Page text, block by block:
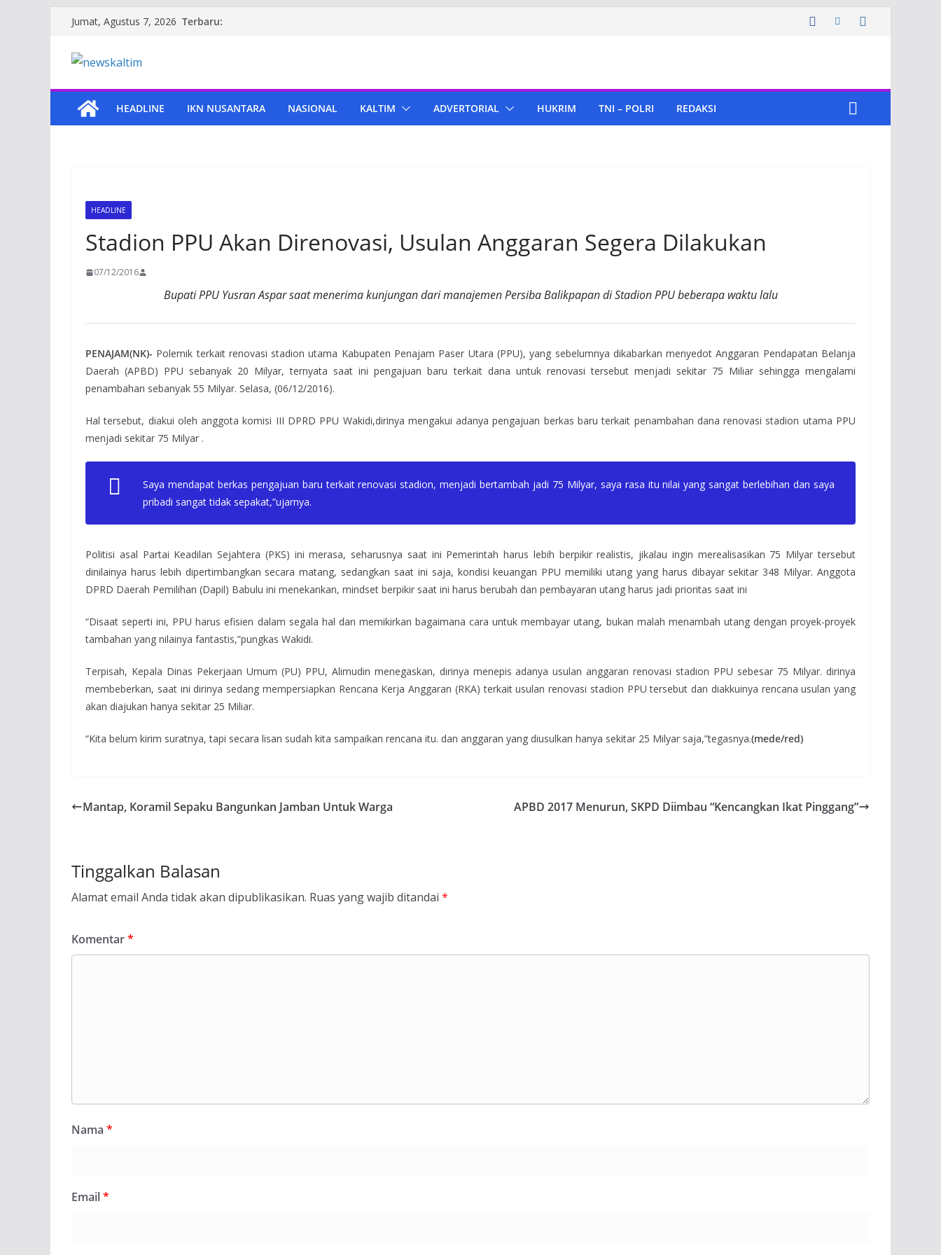
content
Jumat, Agustus 7, 2026 Terbaru:
HEADLINE IKN NUSANTARA NASIONAL KALTIM ADVERTORIAL HUKRIM TNI – POLRI REDAKSI
HEADLINE
Stadion PPU Akan Direnovasi, Usulan Anggaran Segera Dilakukan
07/12/2016
Bupati PPU Yusran Aspar saat menerima kunjungan dari manajemen Persiba Balikpapan di Stadion PPU beberapa waktu lalu
PENAJAM(NK)- Polemik terkait renovasi stadion utama Kabupaten Penajam Paser Utara (PPU), yang sebelumnya dikabarkan menyedot Anggaran Pendapatan Belanja
Daerah (APBD) PPU sebanyak 20 Milyar, ternyata saat ini pengajuan baru terkait dana untuk renovasi tersebut menjadi sekitar 75 Miliar sehingga mengalami
penambahan sebanyak 55 Milyar. Selasa, (06/12/2016).
Hal tersebut, diakui oleh anggota komisi III DPRD PPU Wakidi,dirinya mengakui adanya pengajuan berkas baru terkait penambahan dana renovasi stadion utama PPU
menjadi sekitar 75 Milyar .
Saya mendapat berkas pengajuan baru terkait renovasi stadion, menjadi bertambah jadi 75 Milyar, saya rasa itu nilai yang sangat berlebihan dan saya
pribadi sangat tidak sepakat,”ujarnya.
Politisi asal Partai Keadilan Sejahtera (PKS) ini merasa, seharusnya saat ini Pemerintah harus lebih berpikir realistis, jikalau ingin merealisasikan 75 Milyar tersebut
dinilainya harus lebih dipertimbangkan secara matang, sedangkan saat ini saja, kondisi keuangan PPU memiliki utang yang harus dibayar sekitar 348 Milyar. Anggota
DPRD Daerah Pemilihan (Dapil) Babulu ini menekankan, mindset berpikir saat ini harus berubah dan pembayaran utang harus jadi prioritas saat ini
“Disaat seperti ini, PPU harus efisien dalam segala hal dan memikirkan bagaimana cara untuk membayar utang, bukan malah menambah utang dengan proyek-proyek
tambahan yang nilainya fantastis,”pungkas Wakidi.
Terpisah, Kepala Dinas Pekerjaan Umum (PU) PPU, Alimudin menegaskan, dirinya menepis adanya usulan anggaran renovasi stadion PPU sebesar 75 Milyar. dirinya
membeberkan, saat ini dirinya sedang mempersiapkan Rencana Kerja Anggaran (RKA) terkait usulan renovasi stadion PPU tersebut dan diakkuinya rencana usulan yang
akan diajukan hanya sekitar 25 Miliar.
“Kita belum kirim suratnya, tapi secara lisan sudah kita sampaikan rencana itu. dan anggaran yang diusulkan hanya sekitar 25 Milyar saja,”tegasnya.(mede/red)
Mantap, Koramil Sepaku Bangunkan Jamban Untuk Warga APBD 2017 Menurun, SKPD Diimbau “Kencangkan Ikat Pinggang”
Tinggalkan Balasan
Alamat email Anda tidak akan dipublikasikan. Ruas yang wajib ditandai *
Komentar*
Nama *
Email*